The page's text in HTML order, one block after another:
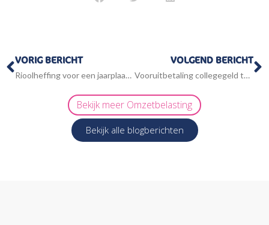
Vorige
VORIG BERICHT
Rioolheffing voor een jaarplaats op een camping?
VOLGEND BERICHT
Vooruitbetaling collegegeld ter verkrijging verblijfsvergunning
Bekijk meer Omzetbelasting
Bekijk alle blogberichten